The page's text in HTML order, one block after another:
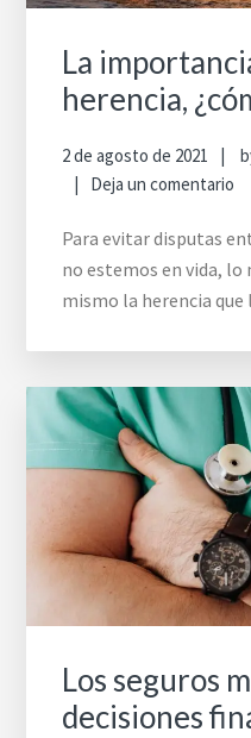
La
herencia,
2 de agosto de 2021
Deja un comentario
Para evitar disputas
no estemos en vida,
mismo la herencia que
Los seguros
decisiones